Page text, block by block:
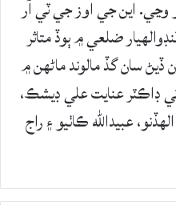
وڃي. اين جي اوز جي ٽي آر
ضلعي ۾ ٻوڏ متاثر
ڏيڻ سان گڏ مالوند ماڻھن ۾
ڊاڪٽر عنايت علي ڊيشڪ،
عبيدالله ڪاٺيو ۽ راج